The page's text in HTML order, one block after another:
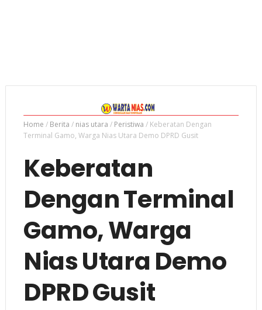
Home / Berita / nias utara / Peristiwa / Keberatan Dengan
Terminal Gamo, Warga Nias Utara Demo DPRD Gusit
Keberatan
Dengan Terminal
Gamo, Warga
Nias Utara Demo
DPRD Gusit